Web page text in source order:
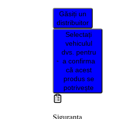
Găsiți un
distribuitor
Selectați
vehiculul
dvs. pentru
a confirma
că acest
produs se
potrivește
Siguranța